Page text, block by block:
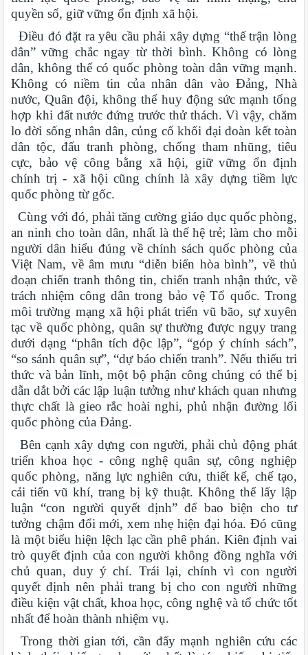
quyền số, giữ vững ổn định xã hội.
Điều đó đặt ra yêu cầu phải xây dựng “thế trận lòng
dân” vững chắc ngay từ thời bình. Không có lòng
dân, không thể có quốc phòng toàn dân vững mạnh.
Không có niềm tin của nhân dân vào Đảng, Nhà
nước, Quân đội, không thể huy động sức mạnh tổng
hợp khi đất nước đứng trước thử thách. Vì vậy, chăm
lo đời sống nhân dân, củng cố khối đại đoàn kết toàn
dân tộc, đấu tranh phòng, chống tham nhũng, tiêu
cực, bảo vệ công bằng xã hội, giữ vững ổn định
chính trị - xã hội cũng chính là xây dựng tiềm lực
quốc phòng từ gốc.
Cùng với đó, phải tăng cường giáo dục quốc phòng,
an ninh cho toàn dân, nhất là thế hệ trẻ; làm cho mỗi
người dân hiểu đúng về chính sách quốc phòng của
Việt Nam, về âm mưu “diễn biến hòa bình”, về thủ
đoạn chiến tranh thông tin, chiến tranh nhận thức, về
trách nhiệm công dân trong bảo vệ Tổ quốc. Trong
môi trường mạng xã hội phát triển vũ bão, sự xuyên
tạc về quốc phòng, quân sự thường được ngụy trang
dưới dạng “phân tích độc lập”, “góp ý chính sách”,
“so sánh quân sự”, “dự báo chiến tranh”. Nếu thiếu tri
thức và bản lĩnh, một bộ phận công chúng có thể bị
dẫn dắt bởi các lập luận tưởng như khách quan nhưng
thực chất là gieo rắc hoài nghi, phủ nhận đường lối
quốc phòng của Đảng.
Bên cạnh xây dựng con người, phải chủ động phát
triển khoa học - công nghệ quân sự, công nghiệp
quốc phòng, năng lực nghiên cứu, thiết kế, chế tạo,
cải tiến vũ khí, trang bị kỹ thuật. Không thể lấy lập
luận “con người quyết định” để bao biện cho tư
tưởng chậm đổi mới, xem nhẹ hiện đại hóa. Đó cũng
là một biểu hiện lệch lạc cần phê phán. Kiên định vai
trò quyết định của con người không đồng nghĩa với
chủ quan, duy ý chí. Trái lại, chính vì con người
quyết định nên phải trang bị cho con người những
điều kiện vật chất, khoa học, công nghệ và tổ chức tốt
nhất để hoàn thành nhiệm vụ.
Trong thời gian tới, cần đẩy mạnh nghiên cứu các